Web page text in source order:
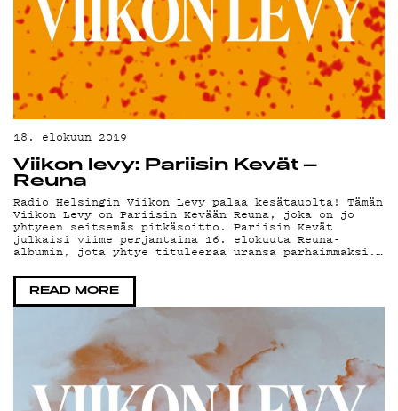
18. elokuun 2019
Viikon levy: Pariisin Kevät –
Reuna
Radio Helsingin Viikon Levy palaa kesätauolta! Tämän
Viikon Levy on Pariisin Kevään Reuna, joka on jo
yhtyeen seitsemäs pitkäsoitto. Pariisin Kevät
julkaisi viime perjantaina 16. elokuuta Reuna-
albumin, jota yhtye tituleeraa uransa parhaimmaksi.…
READ MORE